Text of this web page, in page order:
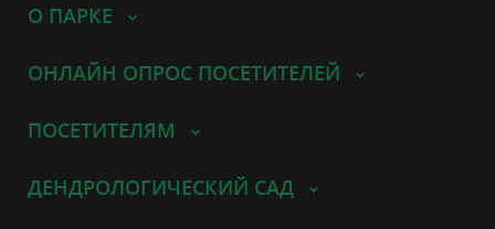
О ПАРКЕ
ОНЛАЙН ОПРОС ПОСЕТИТЕЛЕЙ
ПОСЕТИТЕЛЯМ
ДЕНДРОЛОГИЧЕСКИЙ САД